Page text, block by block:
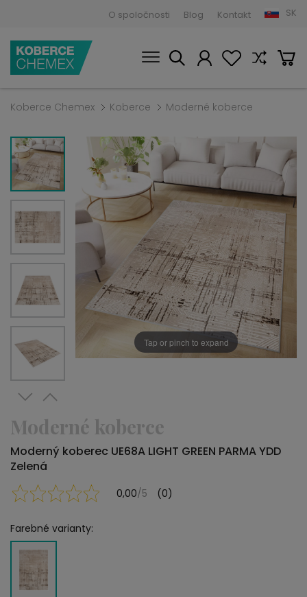
O spoločnosti Blog Kontakt SK
Koberce Chemex Koberce Moderné koberce
Tap or pinch to expand
Moderné koberce
Moderný koberec UE68A LIGHT GREEN PARMA YDD
Zelená
0,00/5 (0)
Farebné varianty: